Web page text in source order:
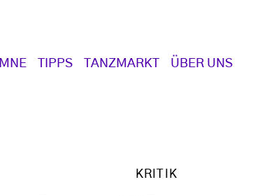
TIPPS TANZMARKT ÜBER UNS
KRITIK